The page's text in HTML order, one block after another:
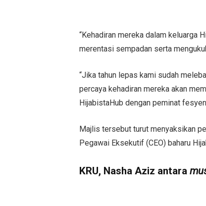
“Kehadiran mereka dalam keluarga
merentasi sempadan serta
“Jika tahun lepas kami sudah
percaya kehadiran mereka akan
HijabistaHub dengan peminat
Majlis tersebut turut menyaksikan
Pegawai Eksekutif (CEO) baharu
KRU, Nasha Aziz antara